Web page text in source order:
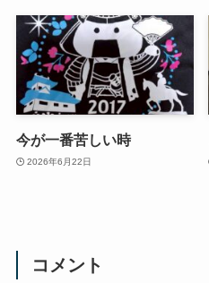
今が一番苦しい時
2026年6月22日
コメント